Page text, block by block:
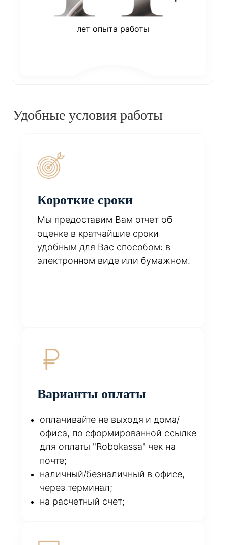
лет опыта работы
Удобные условия работы
Короткие сроки
Мы предоставим Вам отчет об
оценке в кратчайшие сроки
удобным для Вас способом: в
электронном виде или бумажном.
Варианты оплаты
оплачивайте не выходя и дома/
офиса, по сформированной ссылке
для оплаты "Robokassa" чек на
почте;
наличный/безналичный в офисе,
через терминал;
на расчетный счет;